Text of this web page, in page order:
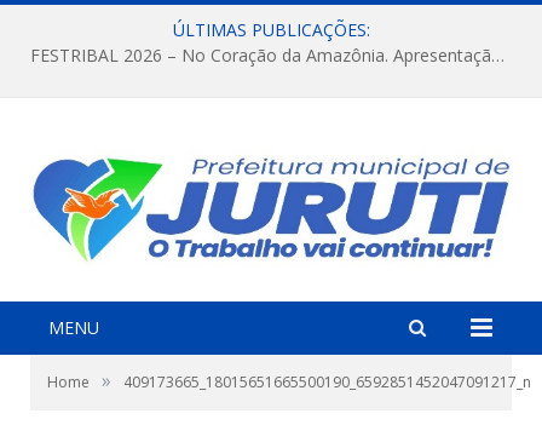
ÚLTIMAS PUBLICAÇÕES:
FESTRIBAL 2026 – No Coração da Amazônia. Apresentação da Munduruku.
MENU
Home » 409173665_18015651665500190_6592851452047091217_n